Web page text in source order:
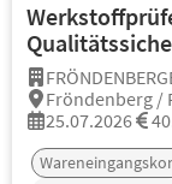
Fröndenberg /
25.07.2026